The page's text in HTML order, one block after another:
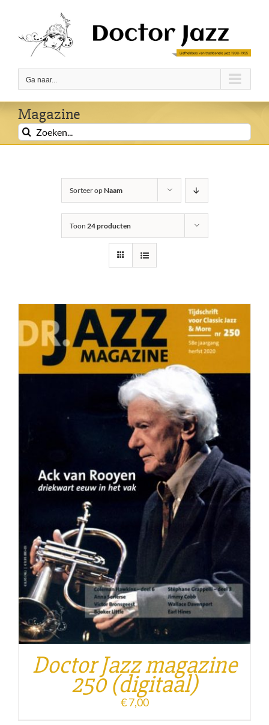
inhoud
Ga naar...
Magazine
Zoeken
naar:
Sorteer opNaam
Toon 24 producten
Doctor Jazz magazine
250 (digitaal)
€7,00